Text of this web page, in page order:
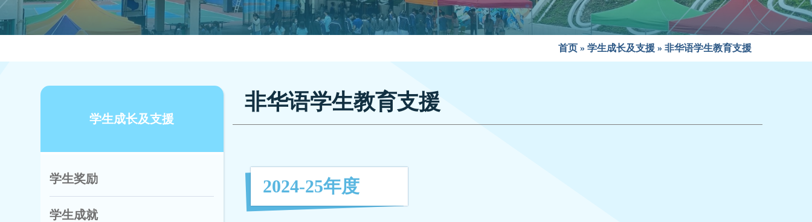
首页» 学生成长及支援» 非华语学生教育支援
学生成长及支援
学生奖励
学生成就
非华语学生教育支援
2024-25年度